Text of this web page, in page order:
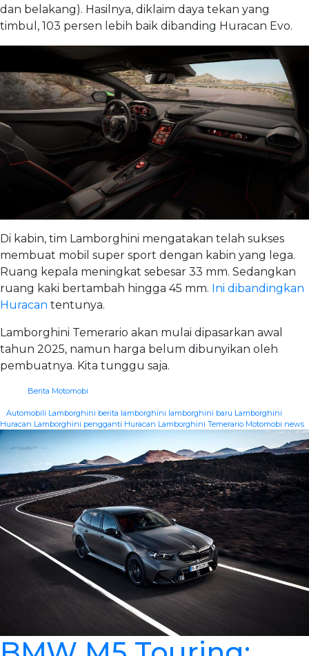
dan belakang). Hasilnya, diklaim daya tekan yang
timbul, 103 persen lebih baik dibanding Huracan Evo.
Di kabin, tim Lamborghini mengatakan telah sukses
membuat mobil super sport dengan kabin yang lega.
Ruang kepala meningkat sebesar 33 mm. Sedangkan
ruang kaki bertambah hingga 45 mm. Ini dibandingkan
Huracan tentunya.
Lamborghini Temerario akan mulai dipasarkan awal
tahun 2025, namun harga belum dibunyikan oleh
pembuatnya. Kita tunggu saja.
Berita Motomobi
Automobili Lamborghini berita lamborghini lamborghini baru Lamborghini
Huracan Lamborghini pengganti Huracan Lamborghini Temerario Motomobi news